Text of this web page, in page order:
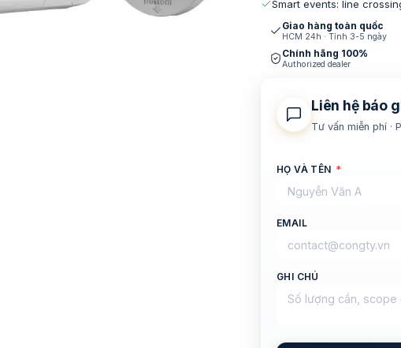
Smart events: line
Giao hàng toàn quốc
HCM 24h · Tỉnh 3-5 ngày
Chính hãng 100%
Authorized dealer
Liên hệ báo
Tư vấn miễn phí ·
HỌ VÀ TÊN *
EMAIL
GHI CHÚ